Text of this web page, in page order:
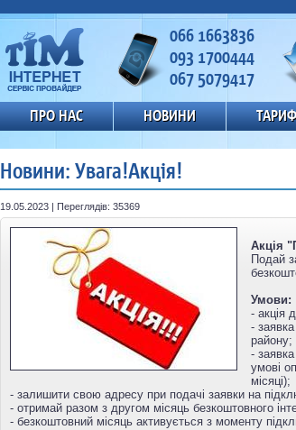
066 1663836
093 1700444
067 5079417
ПРО НАС НОВИНИ
Новини: Увага!Акція!
19.05.2023 | Переглядів: 35369
Акція
Подай
Умови:
- акція
-
району;
-
умові
місяці);
- залишити свою адресу при подачі заявки на
- отримай разом з другом місяць безкоштовного
- безкоштовний місяць активується з моменту